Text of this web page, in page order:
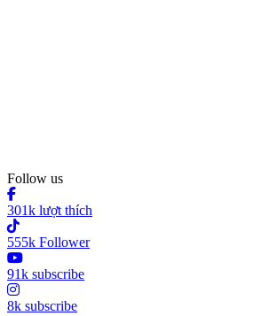
Follow us
301k lượt thích
555k Follower
91k subscribe
8k subscribe